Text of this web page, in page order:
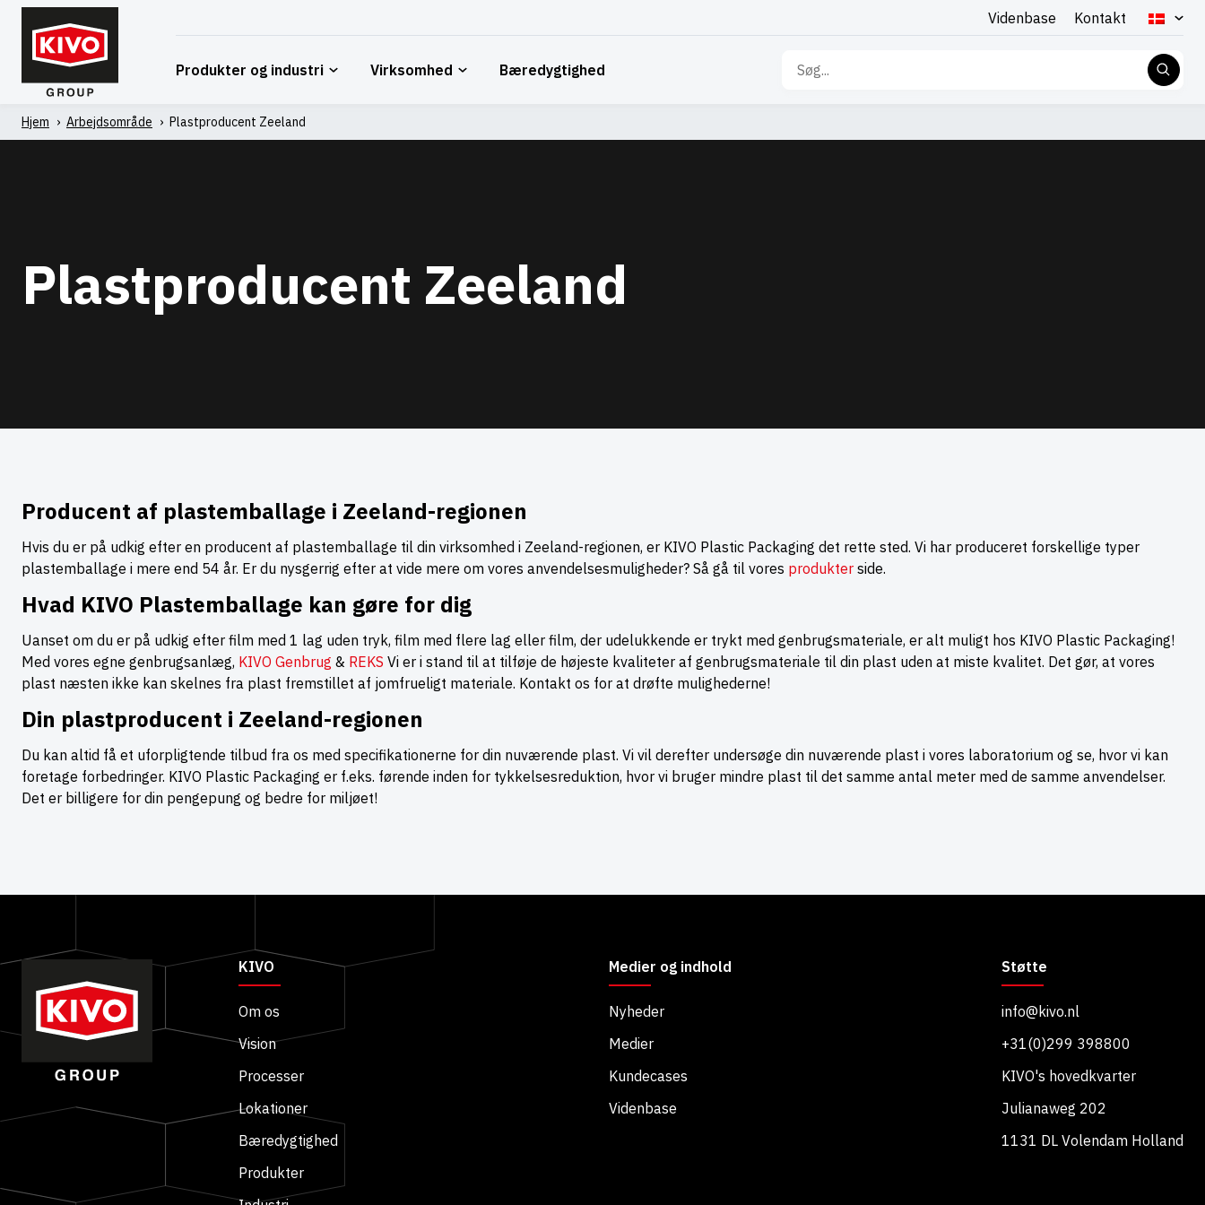
Spring
indhold
Videnbase Kontakt
Produkter og industri Virksomhed Bæredygtighed
Søg
efter:
Hjem ' Arbejdsområde ' Plastproducent Zeeland
Plastproducent Zeeland
Producent af plastemballage i Zeeland-regionen
Hvis du er på udkig efter en producent af plastemballage til din virksomhed i Zeeland-regionen, er KIVO Plastic Packaging det rette sted. Vi har produceret forskellige typer
plastemballage i mere end 54 år. Er du nysgerrig efter at vide mere om vores anvendelsesmuligheder? Så gå til vores produkter side.
Hvad KIVO Plastemballage kan gøre for dig
Uanset om du er på udkig efter film med 1 lag uden tryk, film med flere lag eller film, der udelukkende er trykt med genbrugsmateriale, er alt muligt hos KIVO Plastic Packaging!
Med vores egne genbrugsanlæg, KIVO Genbrug & REKS Vi er i stand til at tilføje de højeste kvaliteter af genbrugsmateriale til din plast uden at miste kvalitet. Det gør, at vores
plast næsten ikke kan skelnes fra plast fremstillet af jomfrueligt materiale. Kontakt os for at drøfte mulighederne!
Din plastproducent i Zeeland-regionen
Du kan altid få et uforpligtende tilbud fra os med specifikationerne for din nuværende plast. Vi vil derefter undersøge din nuværende plast i vores laboratorium og se, hvor vi kan
foretage forbedringer. KIVO Plastic Packaging er f.eks. førende inden for tykkelsesreduktion, hvor vi bruger mindre plast til det samme antal meter med de samme anvendelser.
Det er billigere for din pengepung og bedre for miljøet!
KIVO
Om os
Vision
Processer
Lokationer
Bæredygtighed
Produkter
Medier og indhold
Nyheder
Medier
Kundecases
Videnbase
Støtte
info@kivo.nl
+31(0)299 398800
KIVO's hovedkvarter
Julianaweg 202
1131 DL Volendam Holland